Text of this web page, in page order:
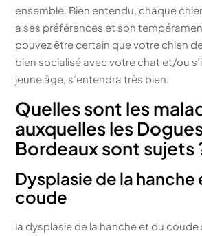
ensemble. Bien entendu, chaque
a ses préférences et son
pouvez être certain que votre chien
bien socialisé avec votre chat et/ou
jeune âge, s’entendra très bien.
Quelles sont les
auxquelles les
Bordeaux sont sujets
Dysplasie de la
coude
la dysplasie de la hanche et du